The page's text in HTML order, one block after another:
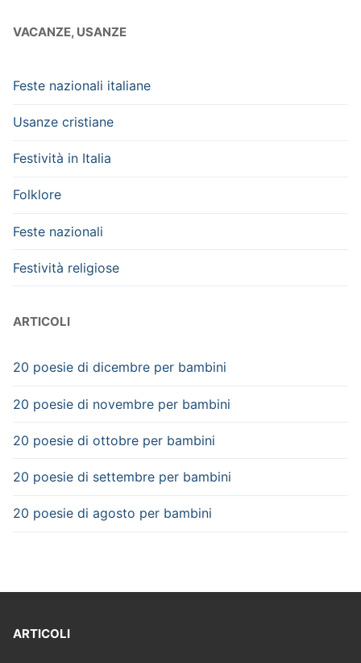
VACANZE, USANZE
Feste nazionali italiane
Usanze cristiane
Festività in Italia
Folklore
Feste nazionali
Festività religiose
ARTICOLI
20 poesie di dicembre per bambini
20 poesie di novembre per bambini
20 poesie di ottobre per bambini
20 poesie di settembre per bambini
20 poesie di agosto per bambini
ARTICOLI